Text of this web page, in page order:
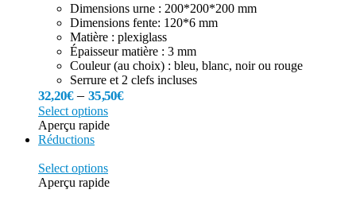
Dimensions urne : 200*200*200 mm
Dimensions fente: 120*6 mm
Matière : plexiglass
Épaisseur matière : 3 mm
Couleur (au choix) : bleu, blanc, noir ou rouge
Serrure et 2 clefs incluses
32,20€–35,50€
Select options
Aperçu rapide
Réductions
Select options
Aperçu rapide